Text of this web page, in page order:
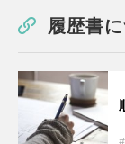
履歴書